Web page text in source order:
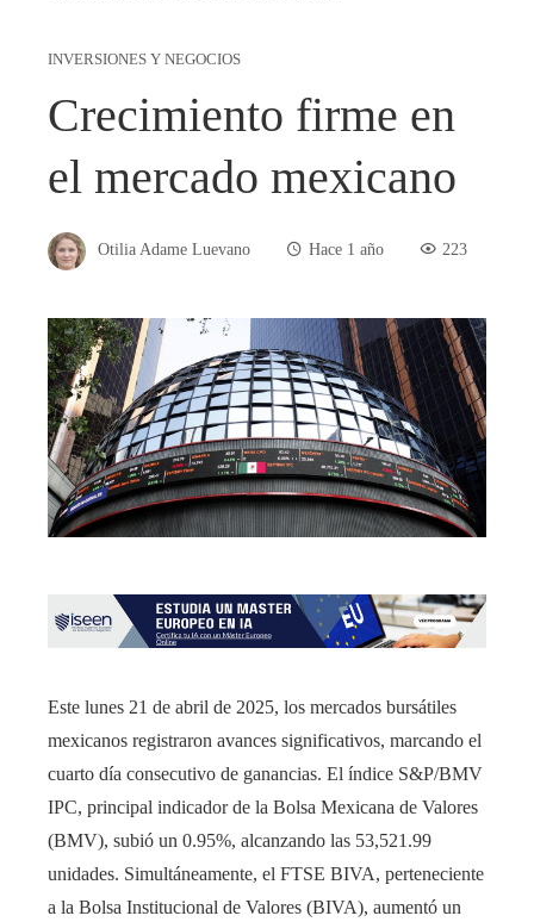
INVERSIONES Y NEGOCIOS
Crecimiento firme en
el mercado mexicano
Otilia Adame Luevano Hace 1 año 223
Este lunes 21 de abril de 2025, los mercados bursátiles
mexicanos registraron avances significativos, marcando el
cuarto día consecutivo de ganancias. El índice S&P/BMV
IPC, principal indicador de la Bolsa Mexicana de Valores
(BMV), subió un 0.95%, alcanzando las 53,521.99
unidades. Simultáneamente, el FTSE BIVA, perteneciente
a la Bolsa Institucional de Valores (BIVA), aumentó un